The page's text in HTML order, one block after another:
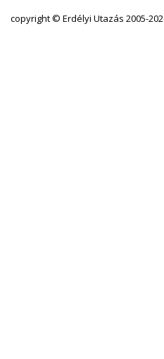
copyright © Erdélyi Utazás 2005-